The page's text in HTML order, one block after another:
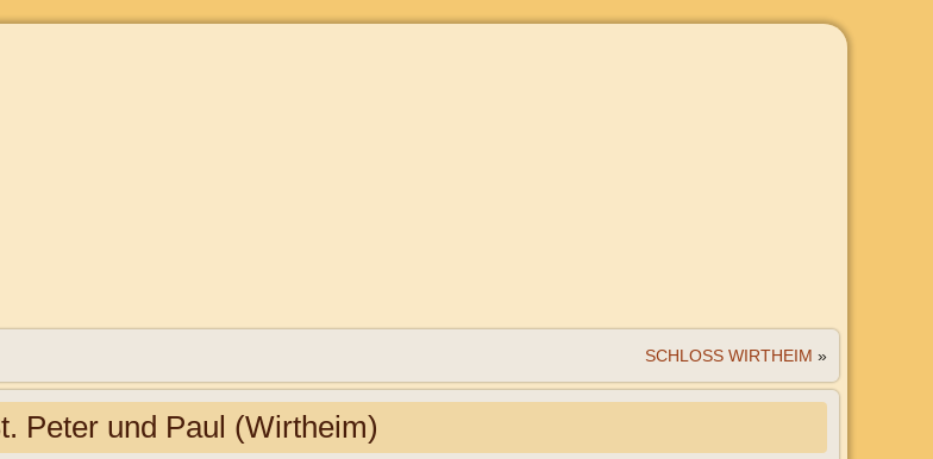
SCHLOSS WIRTHEIM »
Peter und Paul (Wirtheim)